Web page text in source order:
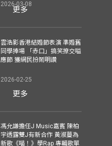
2026-03-08
更多
雲浩影香港結婚節表演 準婚舊
同學捧場 「赤口」搞笑撩交嗌
應節 獲網民扮鬧明讚
2026-02-25
更多
馮允謙擔任J Music嘉賓 陳柏
宇透露雙J有新合作 黃淑蔓為
新歌《喵！》學Rap 專輯歌單